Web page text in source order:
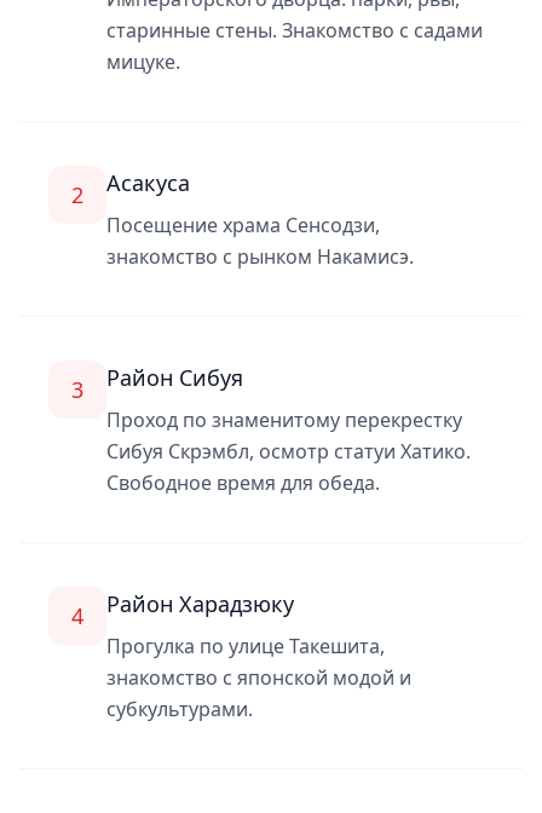
старинные стены. Знакомство с садами
мицуке.
2 Асакуса
Посещение храма Сенсодзи,
знакомство с рынком Накамисэ.
3 Район Сибуя
Проход по знаменитому перекрестку
Сибуя Скрэмбл, осмотр статуи Хатико.
Свободное время для обеда.
4 Район Харадзюку
Прогулка по улице Такешита,
знакомство с японской модой и
субкультурами.